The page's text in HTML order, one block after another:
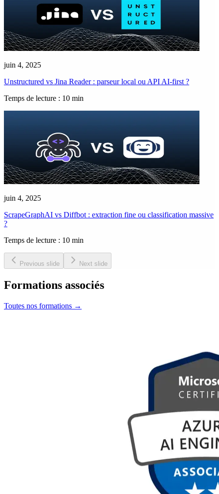
juin 4, 2025
Unstructured vs Jina Reader : parseur local ou API AI-first ?
Temps de lecture : 10 min
juin 4, 2025
ScrapeGraphAI vs Diffbot : extraction fine ou classification massive
?
Temps de lecture : 10 min
Previous slide Next slide
Formations associés
Toutes nos formations →